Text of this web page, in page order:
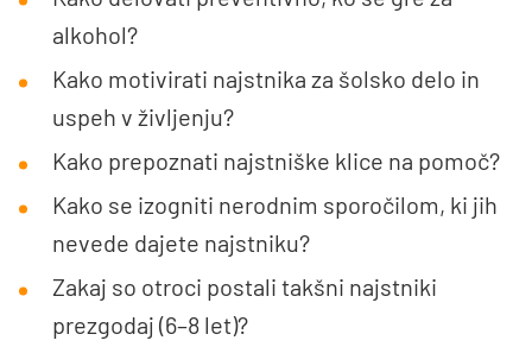
alkohol?
Kako motivirati najstnika za šolsko delo in
uspeh v življenju?
Kako prepoznati najstniške klice na pomoč?
Kako se izogniti nerodnim sporočilom, ki jih
nevede dajete najstniku?
Zakaj so otroci postali takšni najstniki
prezgodaj (6–8 let)?